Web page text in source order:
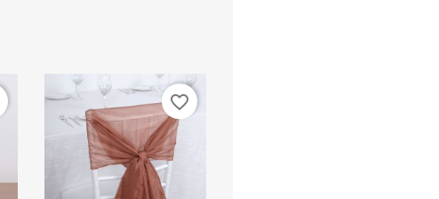
favorite_border